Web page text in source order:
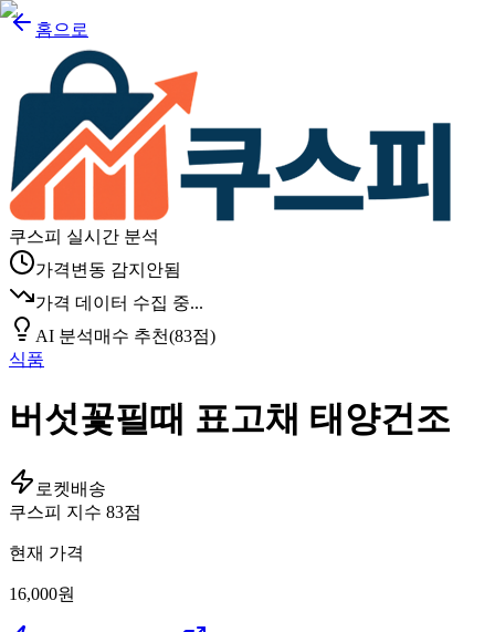
홈으로
쿠스피 실시간 분석
가격변동 감지안됨
가격 데이터 수집 중...
AI 분석매수 추천(83점)
식품
버섯꽃필때 표고채 태양건조
로켓배송
쿠스피 지수 83점
현재 가격
16,000원